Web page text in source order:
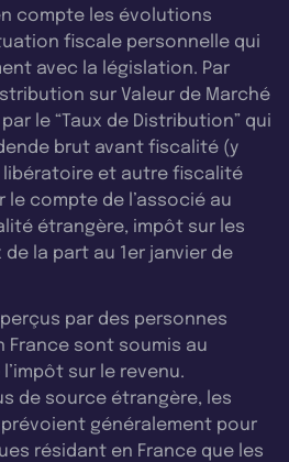
compte les évolutions
fiscale personnelle qui
avec la législation. Par
sur Valeur de Marché
le “Taux de Distribution” qui
brut avant fiscalité (y
libératoire et autre fiscalité
le compte de l’associé au
étrangère, impôt sur les
la part au 1er janvier de
par des personnes
France sont soumis au
sur le revenu.
de source étrangère, les
généralement pour
résidant en France que les